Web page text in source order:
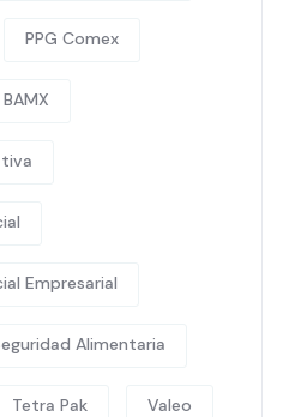
PPG Comex
Empresarial
Alimentaria
Tetra Pak Valeo